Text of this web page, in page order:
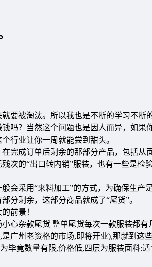
要被淘汰。所以我也是不断的学习不断
吗？当然这个问题也是因人而异，如果
行业让你一周就能尝到甜头。
完成订单后剩余的那部分产品，包括从
次的“出口转内销”服装，也有一些是检
会采用“来料加工”的方式，为确保生产
分剩余，这部分商品就成了“尾货”。
前景！
心杂款尾货 整单尾货每次一款服装都有
广州老资格的市场,即将开业),那就到这
毕竟数量有限,价格低,四层为服装面料:适